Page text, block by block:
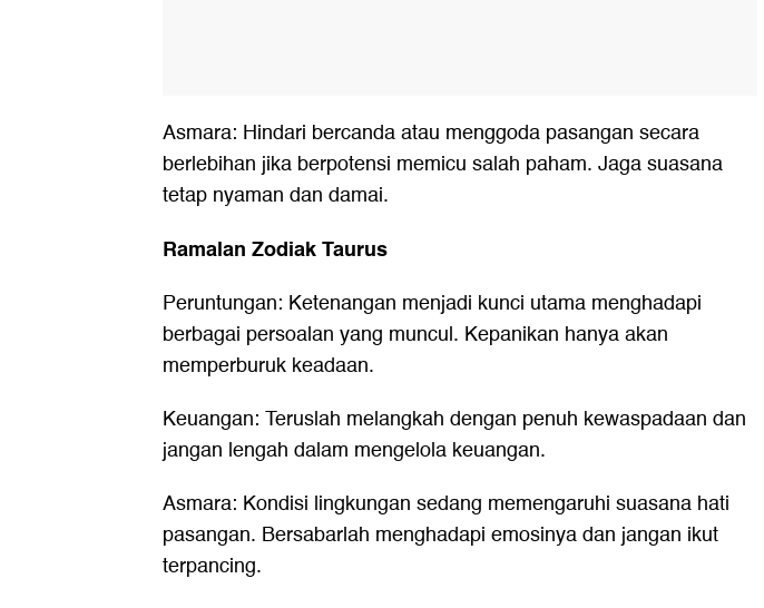
Asmara: Hindari bercanda atau menggoda pasangan secara
berlebihan jika berpotensi memicu salah paham. Jaga suasana
tetap nyaman dan damai.
Ramalan Zodiak Taurus
Peruntungan: Ketenangan menjadi kunci utama menghadapi
berbagai persoalan yang muncul. Kepanikan hanya akan
memperburuk keadaan.
Keuangan: Teruslah melangkah dengan penuh kewaspadaan dan
jangan lengah dalam mengelola keuangan.
Asmara: Kondisi lingkungan sedang memengaruhi suasana hati
pasangan. Bersabarlah menghadapi emosinya dan jangan ikut
terpancing.